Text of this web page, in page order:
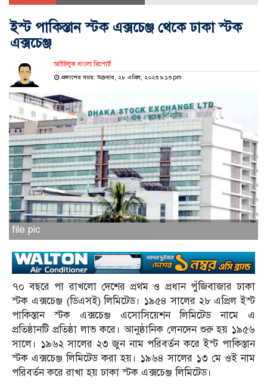
ইস্ট পাকিস্তান স্টক এক্সচেঞ্জ থেকে ঢাকা স্টক
এক্সচেঞ্জ
আউটলুক বাংলা রিপোর্ট
প্রকাশের সময়: শুক্রবার, ২৮ এপ্রিল, ২০২৩ ৯:১৩ pm
file pic
৭০ বছরে পা রাখলো দেশের প্রথম ও প্রধান পুঁজিবাজার ঢাকা
স্টক এক্সচেঞ্জ (ডিএসই) লিমিটেড। ১৯৫৪ সালের ২৮ এপ্রিল ইস্ট
পাকিস্তান স্টক এক্সচেঞ্জ এসোসিয়েশন লিমিটেড নামে এ
প্রতিষ্ঠানটি প্রতিষ্ঠা লাভ করে। আনুষ্ঠানিক লেনদেন শুরু হয় ১৯৫৬
সালে। ১৯৬২ সালের ২৩ জুন নাম পরিবর্তন করে ইস্ট পাকিস্তান
স্টক এক্সচেঞ্জ লিমিটেড করা হয়। ১৯৬৪ সালের ১৩ মে ওই নাম
পরিবর্তন করে রাখা হয় ঢাকা স্টক এক্সচেঞ্জ লিমিটেড।